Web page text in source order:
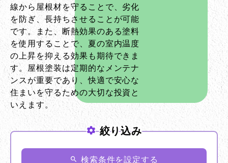
お問い合わせ
線から屋根材を守ることで、劣化
を防ぎ、長持ちさせることが可能
です。また、断熱効果のある塗料
を使用することで、夏の室内温度
の上昇を抑える効果も期待できま
す。屋根塗装は定期的なメンテナ
ンスが重要であり、快適で安心な
住まいを守るための大切な投資と
いえます。
絞り込み
検索条件を設定する